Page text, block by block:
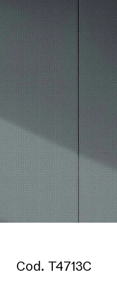
Cod. T4713C